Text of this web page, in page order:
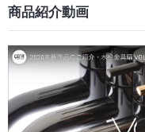
商品紹介動画